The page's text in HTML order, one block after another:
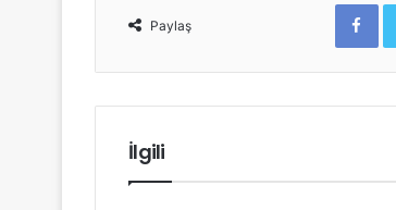
Paylaş
F
e
b
o
İlgili